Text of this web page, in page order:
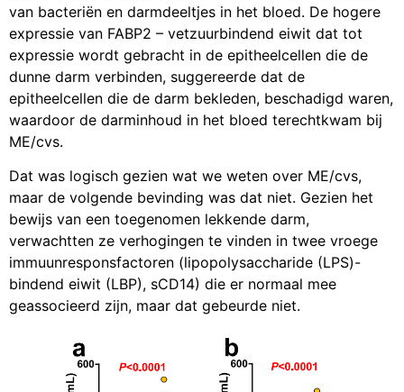
van bacteriën en darmdeeltjes in het bloed. De hogere
expressie van FABP2 – vetzuurbindend eiwit dat tot
expressie wordt gebracht in de epitheelcellen die de
dunne darm verbinden, suggereerde dat de
epitheelcellen die de darm bekleden, beschadigd waren,
waardoor de darminhoud in het bloed terechtkwam bij
ME/cvs.
Dat was logisch gezien wat we weten over ME/cvs,
maar de volgende bevinding was dat niet. Gezien het
bewijs van een toegenomen lekkende darm,
verwachtten ze verhogingen te vinden in twee vroege
immuunresponsfactoren (lipopolysaccharide (LPS)-
bindend eiwit (LBP), sCD14) die er normaal mee
geassocieerd zijn, maar dat gebeurde niet.